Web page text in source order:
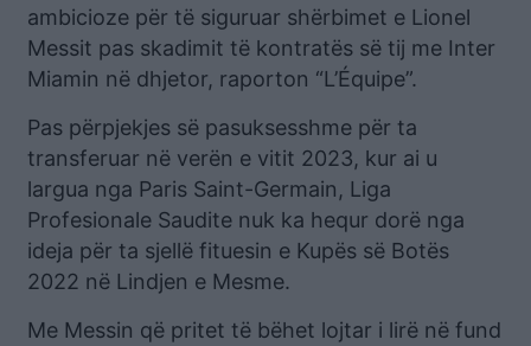
ambicioze për të siguruar shërbimet e Lionel
Messit pas skadimit të kontratës së tij me Inter
Miamin në dhjetor, raporton “L’Équipe”.
Pas përpjekjes së pasuksesshme për ta
transferuar në verën e vitit 2023, kur ai u
largua nga Paris Saint-Germain, Liga
Profesionale Saudite nuk ka hequr dorë nga
ideja për ta sjellë fituesin e Kupës së Botës
2022 në Lindjen e Mesme.
Me Messin që pritet të bëhet lojtar i lirë në fund